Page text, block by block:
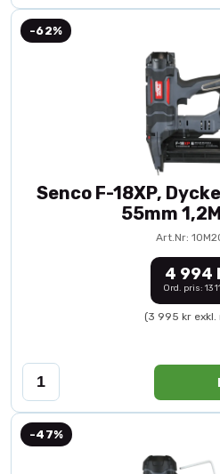
-62%
Senco F-18XP,
55mm
Art.Nr:
4 994
Ord. pris: 13
(3 995 kr exkl.
-47%